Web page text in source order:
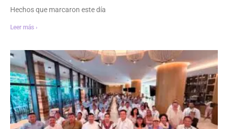
Hechos que marcaron este día
Leer más ›